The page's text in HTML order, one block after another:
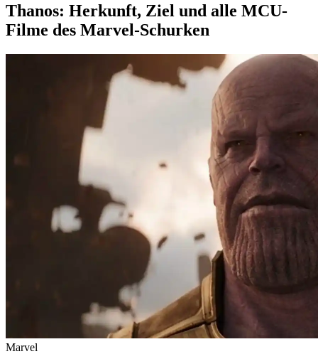
Thanos: Herkunft, Ziel und alle MCU-
Filme des Marvel-Schurken
Marvel